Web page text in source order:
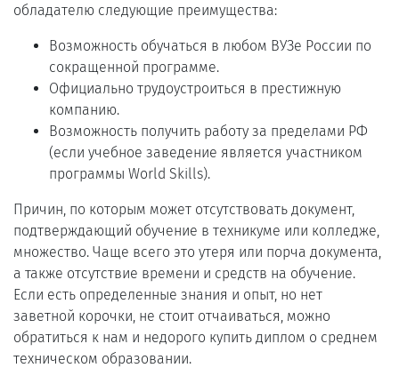
обладателю следующие преимущества:
Возможность обучаться в любом ВУЗе России по
сокращенной программе.
Официально трудоустроиться в престижную
компанию.
Возможность получить работу за пределами РФ
(если учебное заведение является участником
программы World Skills).
Причин, по которым может отсутствовать документ,
подтверждающий обучение в техникуме или колледже,
множество. Чаще всего это утеря или порча документа,
а также отсутствие времени и средств на обучение.
Если есть определенные знания и опыт, но нет
заветной корочки, не стоит отчаиваться, можно
обратиться к нам и недорого купить диплом о среднем
техническом образовании.